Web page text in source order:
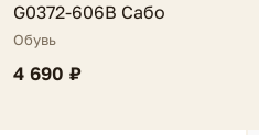
G0372-606B Сабо
Обувь
4 690 ₽